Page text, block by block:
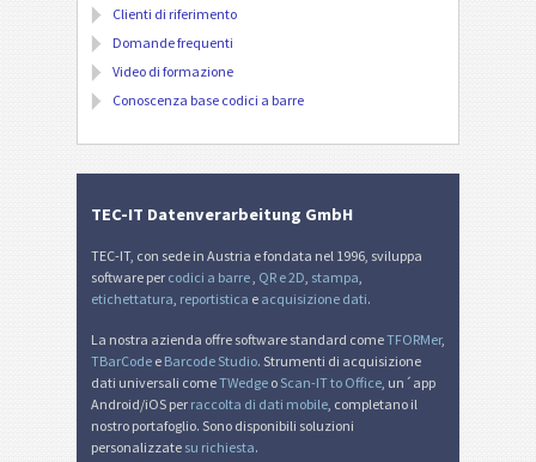
Clienti di riferimento
Domande frequenti
Video di formazione
Conoscenza base codici a barre
TEC-IT Datenverarbeitung GmbH
TEC-IT, con sede in Austria e fondata nel 1996, sviluppa
software per codici a barre QR e 2D stampa
etichettatura reportistica e acquisizione dati.
La nostra azienda offre software standard comeTFORMer,
TBarCode e Barcode Studio. Strumenti di acquisizione
dati universali comeTWedge o Scan-IT to Office , un´app
Android/iOS per raccolta di dati mobile , completano il
nostro portafoglio. Sono disponibili soluzioni
personalizzate su richiesta.